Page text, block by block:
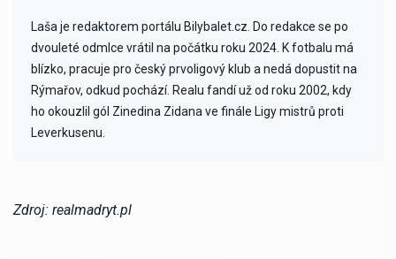
Laša je redaktorem portálu Bilybalet.cz. Do redakce se po
dvouleté odmlce vrátil na počátku roku 2024. K fotbalu má
blízko, pracuje pro český prvoligový klub a nedá dopustit na
Rýmařov, odkud pochází. Realu fandí už od roku 2002, kdy
ho okouzlil gól Zinedina Zidana ve finále Ligy mistrů proti
Leverkusenu.
Zdroj: realmadryt.pl